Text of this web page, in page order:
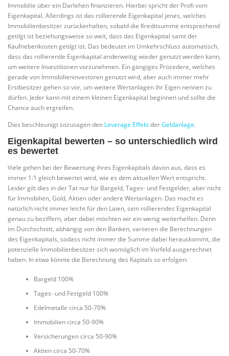
Immobilie über ein Darlehen finanzieren. Hierbei spricht der Profi vom
Eigenkapital. Allerdings ist das rollierende Eigenkapital jenes, welches
Immobilienbesitzer zurückerhalten, sobald die Kreditsumme entsprechend
getilgt ist beziehungsweise so weit, dass das Eigenkapital samt der
Kaufnebenkosten getilgt ist. Das bedeutet im Umkehrschluss automatisch,
dass das rollierende Eigenkapital anderweitig wieder genutzt werden kann,
um weitere Investitionen vorzunehmen. Ein gängiges Prozedere, welches
gerade von Immobilieninvestoren genutzt wird, aber auch immer mehr
Erstbesitzer gehen so vor, um weitere Wertanlagen ihr Eigen nennen zu
dürfen. Jeder kann mit einem kleinen Eigenkapital beginnen und sollte die
Chance auch ergreifen.
Dies beschleunigt sozusagen den Leverage EffektderGeldanlage.
Eigenkapital bewerten – so unterschiedlich wird
es bewertet
Viele gehen bei der Bewertung ihres Eigenkapitals davon aus, dass es
immer 1:1 gleich bewertet wird, wie es dem aktuellen Wert entspricht.
Leider gilt dies in der Tat nur für Bargeld, Tages- und Festgelder, aber nicht
für Immobilien, Gold, Aktien oder andere Wertanlagen. Das macht es
natürlich nicht immer leicht für den Laien, sein rollierendes Eigenkapital
genau zu beziffern, aber dabei möchten wir ein wenig weiterhelfen. Denn
im Durchschnitt, abhängig von den Banken, variieren die Berechnungen
des Eigenkapitals, sodass nicht immer die Summe dabei herauskommt, die
potenzielle Immobilienbesitzer sich womöglich im Vorfeld ausgerechnet
haben. In etwa könnte die Berechnung des Kapitals so erfolgen:
Bargeld 100%
Tages- und Festgeld 100%
Edelmetalle circa 50-70%
Immobilien circa 50-90%
Versicherungen circa 50-90%
Aktien circa 50-70%